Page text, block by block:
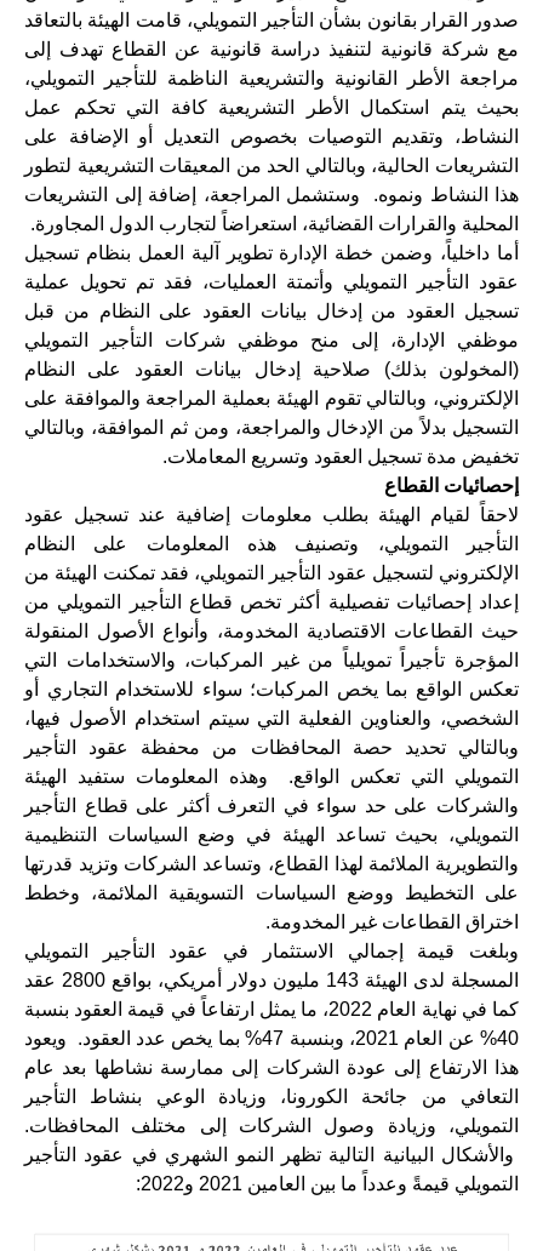
صدور القرار بقانون بشأن التأجير التمويلي، قامت الهيئة بالتعاقد
مع شركة قانونية لتنفيذ دراسة قانونية عن القطاع تهدف إلى
مراجعة الأطر القانونية والتشريعية الناظمة للتأجير التمويلي،
بحيث يتم استكمال الأطر التشريعية كافة التي تحكم عمل
النشاط، وتقديم التوصيات بخصوص التعديل أو الإضافة على
التشريعات الحالية، وبالتالي الحد من المعيقات التشريعية لتطور
هذا النشاط ونموه. وستشمل المراجعة، إضافة إلى التشريعات
المحلية والقرارات القضائية، استعراضاً لتجارب الدول المجاورة.
أما داخلياً، وضمن خطة الإدارة تطوير آلية العمل بنظام تسجيل
عقود التأجير التمويلي وأتمتة العمليات، فقد تم تحويل عملية
تسجيل العقود من إدخال بيانات العقود على النظام من قبل
موظفي الإدارة، إلى منح موظفي شركات التأجير التمويلي
(المخولون بذلك) صلاحية إدخال بيانات العقود على النظام
الإلكتروني، وبالتالي تقوم الهيئة بعملية المراجعة والموافقة على
التسجيل بدلاً من الإدخال والمراجعة، ومن ثم الموافقة، وبالتالي
تخفيض مدة تسجيل العقود وتسريع المعاملات.
إحصائيات القطاع
لاحقاً لقيام الهيئة بطلب معلومات إضافية عند تسجيل عقود
التأجير التمويلي، وتصنيف هذه المعلومات على النظام
الإلكتروني لتسجيل عقود التأجير التمويلي، فقد تمكنت الهيئة من
إعداد إحصائيات تفصيلية أكثر تخص قطاع التأجير التمويلي من
حيث القطاعات الاقتصادية المخدومة، وأنواع الأصول المنقولة
المؤجرة تأجيراً تمويلياً من غير المركبات، والاستخدامات التي
تعكس الواقع بما يخص المركبات؛ سواء للاستخدام التجاري أو
الشخصي، والعناوين الفعلية التي سيتم استخدام الأصول فيها،
وبالتالي تحديد حصة المحافظات من محفظة عقود التأجير
التمويلي التي تعكس الواقع. وهذه المعلومات ستفيد الهيئة
والشركات على حد سواء في التعرف أكثر على قطاع التأجير
التمويلي، بحيث تساعد الهيئة في وضع السياسات التنظيمية
والتطويرية الملائمة لهذا القطاع، وتساعد الشركات وتزيد قدرتها
على التخطيط ووضع السياسات التسويقية الملائمة، وخطط
اختراق القطاعات غير المخدومة.
وبلغت قيمة إجمالي الاستثمار في عقود التأجير التمويلي
المسجلة لدى الهيئة 143 مليون دولار أمريكي، بواقع 2800 عقد
كما في نهاية العام 2022، ما يمثل ارتفاعاً في قيمة العقود بنسبة
40% عن العام 2021، وبنسبة 47% بما يخص عدد العقود. ويعود
هذا الارتفاع إلى عودة الشركات إلى ممارسة نشاطها بعد عام
التعافي من جائحة الكورونا، وزيادة الوعي بنشاط التأجير
التمويلي، وزيادة وصول الشركات إلى مختلف المحافظات.
والأشكال البيانية التالية تظهر النمو الشهري في عقود التأجير
التمويلي قيمةً وعدداً ما بين العامين 2021 و2022: